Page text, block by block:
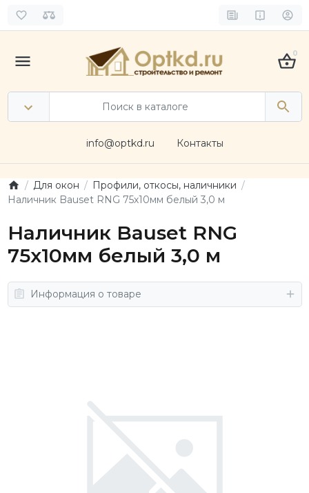
0
info@optkd.ru Контакты
Для окон
Профили, откосы, наличники
Наличник Bauset RNG 75х10мм белый 3,0 м
Наличник Bauset RNG
75х10мм белый 3,0 м
Информация о товаре